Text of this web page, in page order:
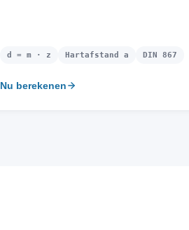
d = m · z Hartafstand a DIN 867
Nu berekenen